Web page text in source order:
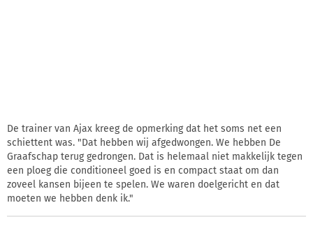
De trainer van Ajax kreeg de opmerking dat het soms net een
schiettent was. "Dat hebben wij afgedwongen. We hebben De
Graafschap terug gedrongen. Dat is helemaal niet makkelijk tegen
een ploeg die conditioneel goed is en compact staat om dan
zoveel kansen bijeen te spelen. We waren doelgericht en dat
moeten we hebben denk ik."